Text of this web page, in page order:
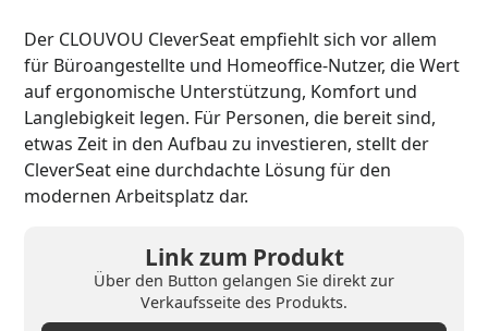
Der CLOUVOU CleverSeat empfiehlt sich vor allem
für Büroangestellte und Homeoffice-Nutzer, die Wert
auf ergonomische Unterstützung, Komfort und
Langlebigkeit legen. Für Personen, die bereit sind,
etwas Zeit in den Aufbau zu investieren, stellt der
CleverSeat eine durchdachte Lösung für den
modernen Arbeitsplatz dar.
Link zum Produkt
Über den Button gelangen Sie direkt zur
Verkaufsseite des Produkts.